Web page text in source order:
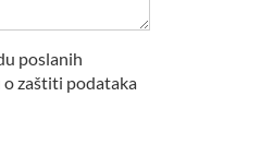
poslanih
zaštiti podataka